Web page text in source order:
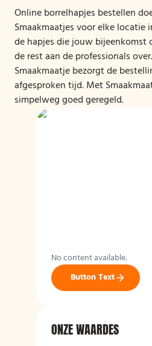
Online borrelhapjes bestellen
Smaakmaatjes voor elke locatie
de hapjes die jouw bijeenkomst
de rest aan de professionals
Smaakmaatje bezorgt de
afgesproken tijd. Met
simpelweg goed geregeld.
No content available.
Button Text
ONZE WAARDES